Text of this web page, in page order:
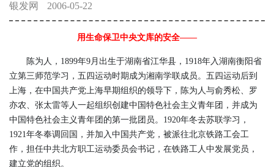
银发网 2006-05-22
用生命保卫中央文库的安全——
陈为人，1899年9月出生于湖南省江华县，1918年入湖南衡阳省
立第三师范学习，五四运动时期成为湘南学联成员。五四运动后到
上海，在中国共产党上海早期组织的领导下，陈为人与俞秀松、罗
亦农、张太雷等人一起组织创建中国特色社会主义青年团，并成为
中国特色社会主义青年团的第一批团员。1920年冬去苏联学习，
1921年冬奉调回国，并加入中国共产党，被派往北京铁路工会工
作，担任中共北方职工运动委员会书记，在铁路工人中发展党员，
建立党的组织。